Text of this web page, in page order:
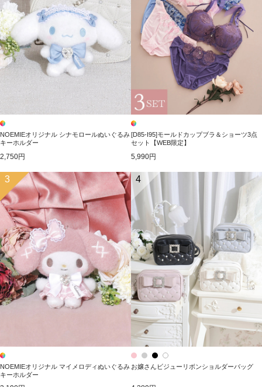
NOEMIEオリジナル シナモロールぬいぐるみ
キーホルダー
2,750円
[D85-I95]モールドカップブラ＆ショーツ3点
セット【WEB限定】
5,990円
3
NOEMIEオリジナル マイメロディぬいぐるみ
キーホルダー
4
お嬢さんビジューリボンショルダーバッグ